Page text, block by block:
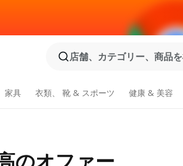
店舗、カテゴリー、商品
家具 衣類、 靴 & スポーツ 健康 & 美容